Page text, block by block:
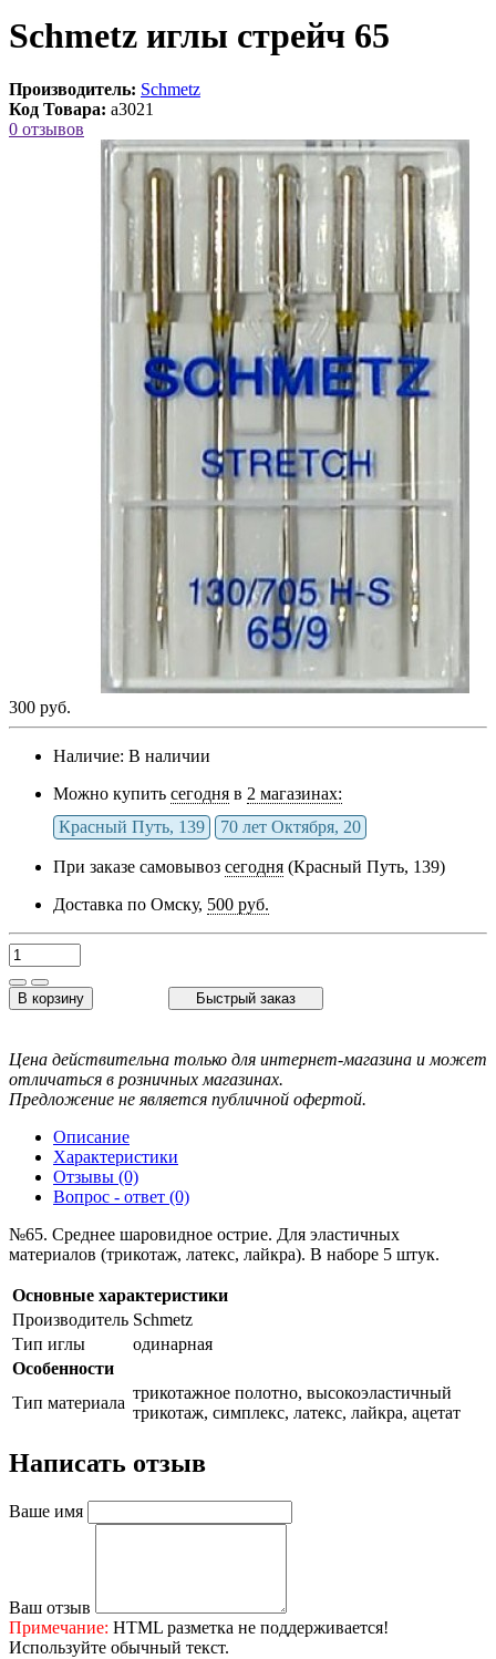
Schmetz иглы стрейч 65
Производитель: Schmetz
Код Товара: a3021
0 отзывов
300 руб.
Наличие: В наличии
Можно купить сегодня в 2 магазинах:
Красный Путь, 139
70 лет Октября, 20
При заказе самовывоз сегодня (Красный Путь, 139)
Доставка по Омску, 500 руб.
В корзину Быстрый заказ
Цена действительна только для интернет-магазина и может
отличаться в розничных магазинах.
Предложение не является публичной офертой.
Описание
Характеристики
Отзывы (0)
Вопрос - ответ (0)
№65. Среднее шаровидное острие. Для эластичных
материалов (трикотаж, латекс, лайкра). В наборе 5 штук.
Основные характеристики
Производитель Schmetz
Тип иглы
одинарная
Особенности
Тип материала
трикотажное полотно, высокоэластичный
трикотаж, симплекс, латекс, лайкра, ацетат
Написать отзыв
Ваше имя
Ваш отзыв
Примечание: HTML разметка не поддерживается!
Используйте обычный текст.